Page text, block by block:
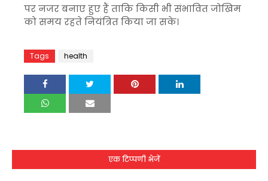
पर नजर बनाए हुए हैं ताकि किसी भी संभावित जोखिम
को समय रहते नियंत्रित किया जा सके।
Tags health
एक टिप्पणी भेजें